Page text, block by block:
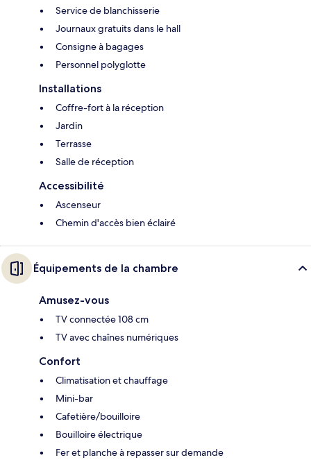
Service de blanchisserie
Journaux gratuits dans le hall
Consigne à bagages
Personnel polyglotte
Installations
Coffre-fort à la réception
Jardin
Terrasse
Salle de réception
Accessibilité
Ascenseur
Chemin d'accès bien éclairé
Équipements de la chambre
Amusez-vous
TV connectée 108 cm
TV avec chaînes numériques
Confort
Climatisation et chauffage
Mini-bar
Cafetière/bouilloire
Bouilloire électrique
Fer et planche à repasser sur demande